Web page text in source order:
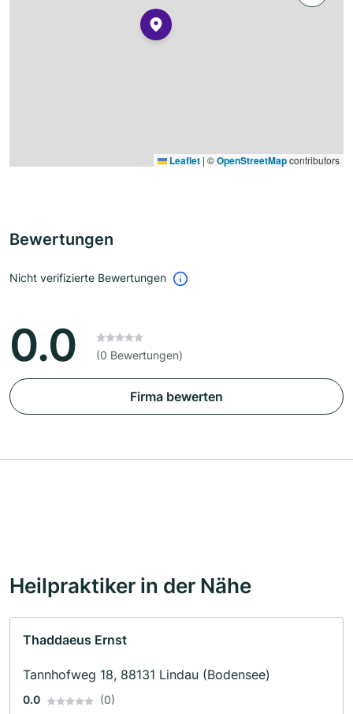
Leaflet | ©OpenStreetMapcontributors
Bewertungen
Nicht verifizierte Bewertungen
0.0 (0 Bewertungen)
Firma bewerten
Heilpraktiker in der Nähe
Thaddaeus Ernst
Tannhofweg 18, 88131 Lindau (Bodensee)
0.0 (0)